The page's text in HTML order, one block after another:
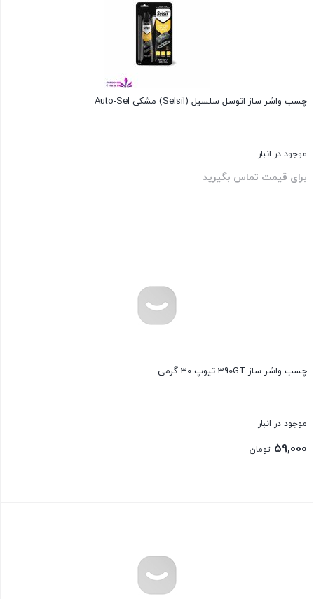
چسب واشر ساز اتوسل سلسیل (Selsil) مشکی Auto-Sel
موجود در انبار
برای قیمت تماس بگیرید
چسب واشر ساز 390GT تیوپ 30 گرمی
موجود در انبار
59,000 تومان